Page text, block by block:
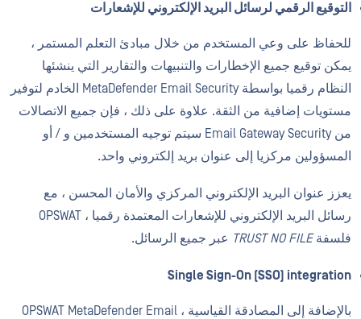
التوقيع الرقمي لرسائل البريد الإلكتروني للإشعارات
للحفاظ على وعي المستخدم من خلال مبادئ التعلم المستمر ،
يمكن توقيع جميع الإخطارات والتنبيهات والتقارير التي ينشئها
النظام رقميا بواسطة MetaDefender Email Security الخادم لتوفير
مستويات إضافية من الثقة. علاوة على ذلك ، فإن جميع الاتصالات
من Email Gateway Security سيتم توجيه المستخدمين و / أو
المسؤولين مركزيا إلى عنوان بريد إلكتروني واحد.
يعزز عنوان البريد الإلكتروني المركزي والأمان المحسن ، مع
رسائل البريد الإلكتروني للإشعارات المعتمدة رقميا ، OPSWAT
فلسفةTRUST NO FILE عبر جميع الرسائل.
Single Sign-On (SSO) integration
بالإضافة إلى المصادقة القياسية ، OPSWAT MetaDefender Email